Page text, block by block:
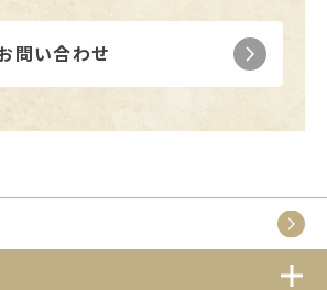
問い合わせ